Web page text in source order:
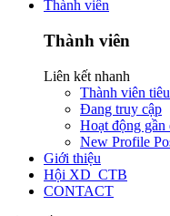
Thành viên
Thành viên
Liên kết nhanh
Thành viên
Đang truy cập
Hoạt động gần
New Profile
Giới thiệu
Hội XD_CTB
CONTACT